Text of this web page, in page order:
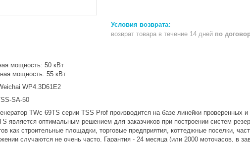
возврат товара в течение 14 дней по
мощность: 50 кВт
мощность: 55 кВт
WP4.3D61E2
SA-50
TWc 69TS серии TSS Prof производится на базе линейки проверенных
является оптимальным решением для заказчиков при построении систем
как строительные площадки, торговые предприятия, коттеджные поселки,
случаются не очень часто. Гарантия - 24 месяца (или 2000 моточасов, в